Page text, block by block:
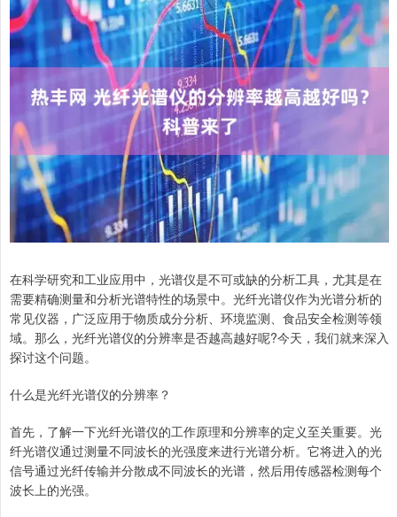
在科学研究和工业应用中，光谱仪是不可或缺的分析工具，尤其是在
需要精确测量和分析光谱特性的场景中。光纤光谱仪作为光谱分析的
常见仪器，广泛应用于物质成分分析、环境监测、食品安全检测等领
域。那么，光纤光谱仪的分辨率是否越高越好呢?今天，我们就来深入
探讨这个问题。
什么是光纤光谱仪的分辨率？
首先，了解一下光纤光谱仪的工作原理和分辨率的定义至关重要。光
纤光谱仪通过测量不同波长的光强度来进行光谱分析。它将进入的光
信号通过光纤传输并分散成不同波长的光谱，然后用传感器检测每个
波长上的光强。